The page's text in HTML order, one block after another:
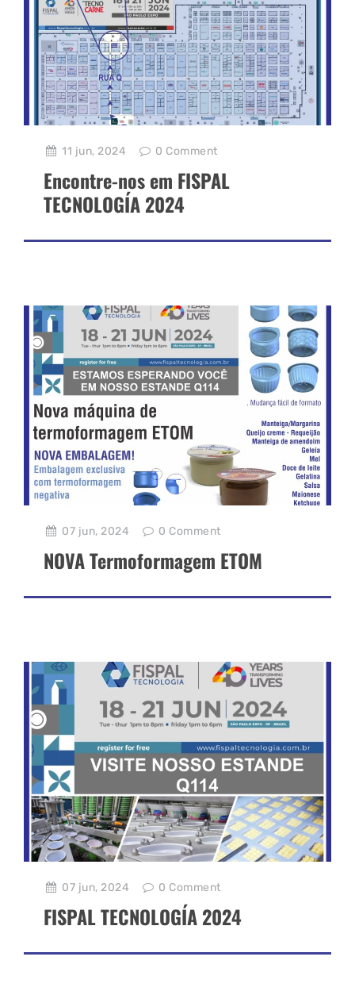
11 jun, 2024 0 Comment
Encontre-nos em FISPAL
TECNOLOGÍA 2024
07 jun, 2024 0 Comment
NOVA Termoformagem ETOM
07 jun, 2024 0 Comment
FISPAL TECNOLOGÍA 2024